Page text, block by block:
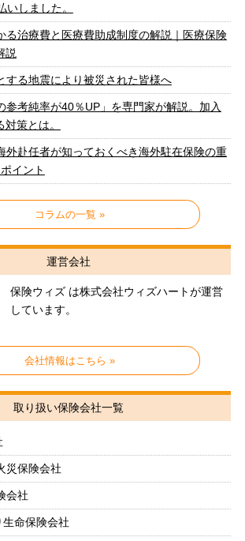
しました。
る治療費と医療費助成制度の解説｜医療保険
説
する地震により被災された皆様へ
参考純率が40％UP」を専門家が解説。加入
策とは。
外赴任者が知っておくべき海外駐在保険の重
イント
コラムの一覧 »
運営会社
保険ウィズ は株式会社ウィズハートが運営
しています。
会社情報はこちら »
取り扱い保険会社一覧
災保険会社
会社
命保険会社